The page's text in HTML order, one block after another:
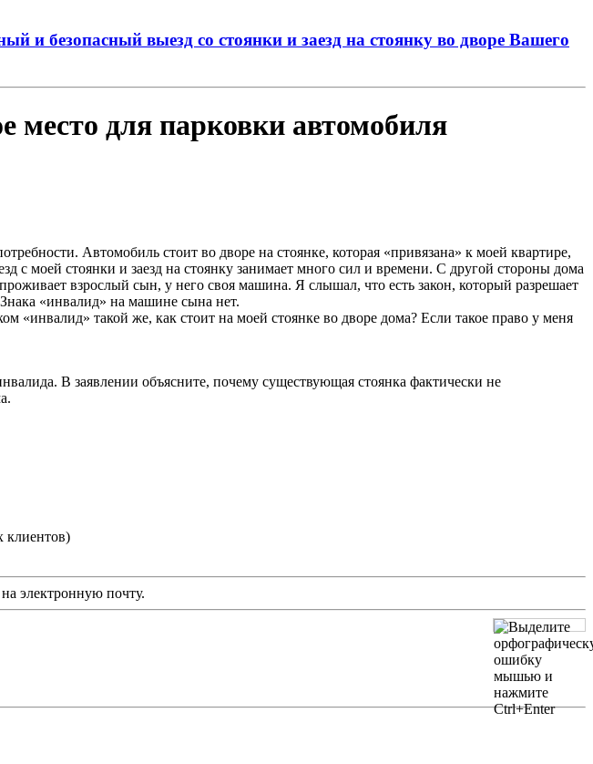
и безопасный выезд со стоянки и заезд на стоянку во дворе Вашего
место для парковки автомобиля
Автомобиль стоит во дворе на стоянке, которая «привязана» к моей квартире,
моей стоянки и заезд на стоянку занимает много сил и времени. С другой стороны дома
взрослый сын, у него своя машина. Я слышал, что есть закон, который разрешает
«инвалид» на машине сына нет.
«инвалид» такой же, как стоит на моей стоянке во дворе дома? Если такое право у меня
В заявлении объясните, почему существующая стоянка фактически не
клиентов)
электронную почту.